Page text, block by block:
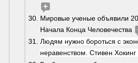
Мировые ученые объявили
Начала Конца Человечества
Людям нужно бороться с
неравенством. Стивен Хокинг